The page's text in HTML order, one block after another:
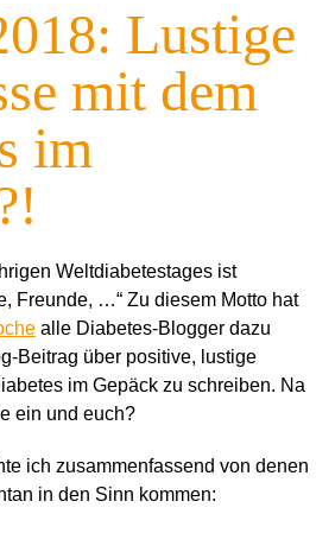
Lustige
mit dem
im
Weltdiabetestages ist
Freunde, …“ Zu diesem Motto hat
alle Diabetes-Blogger dazu
Beitrag über positive, lustige
im Gepäck zu schreiben. Na
ein und euch?
ich zusammenfassend von denen
in den Sinn kommen: